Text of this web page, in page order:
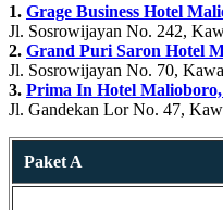
1. Grage Business Hotel
Jl. Sosrowijayan No. 242,
2. Grand Puri Saron Hotel
Jl. Sosrowijayan No. 70,
3. Prima In Hotel
Jl. Gandekan Lor No. 47,
Paket A